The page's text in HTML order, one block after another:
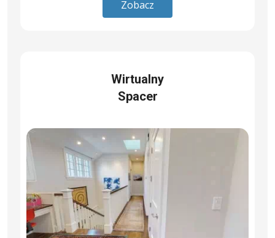
Zobacz
Wirtualny
Spacer